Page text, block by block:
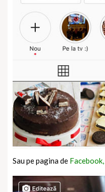
Sau pe pagina de Facebook,